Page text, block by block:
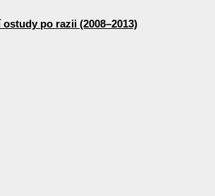
po razii (2008–2013)